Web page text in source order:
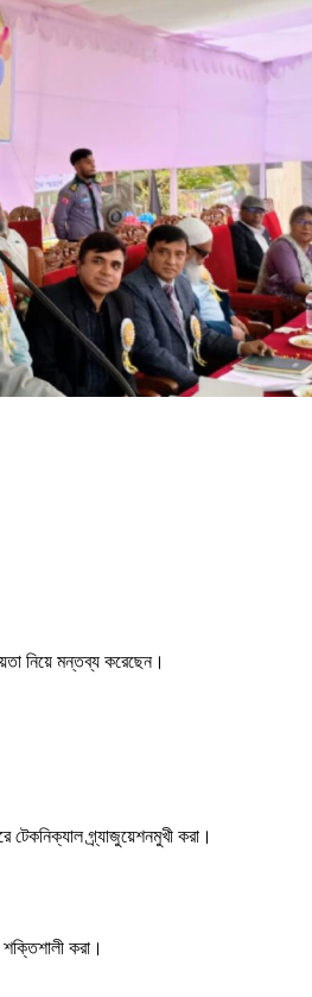
নিয়ে মন্তব্য করেছেন।
টেকনিক্যাল গ্র্যাজুয়েশনমুখী করা।
শক্তিশালী করা।